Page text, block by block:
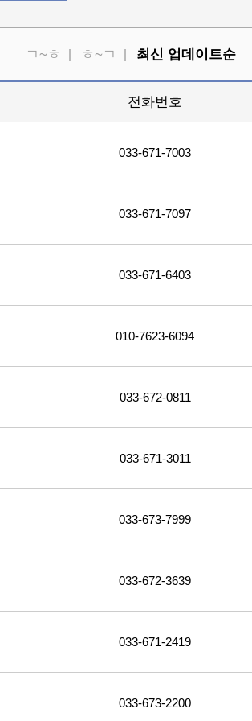
ㄱ~ㅎ ㅎ~ㄱ 최신 업데이트순
전화번호
033-671-7003
033-671-7097
033-671-6403
010-7623-6094
033-672-0811
033-671-3011
033-673-7999
033-672-3639
033-671-2419
033-673-2200